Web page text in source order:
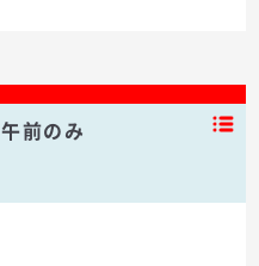
前のみ